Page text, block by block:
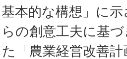
本的な構想」に
の創意工夫に基
「農業経営改善